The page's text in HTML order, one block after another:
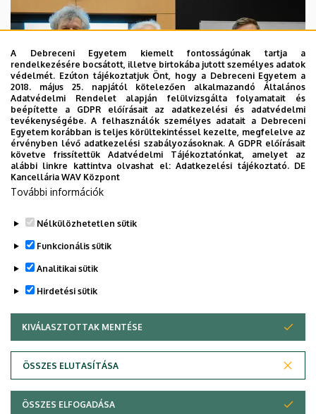
A teljes cikk az alábbi linken érhető
el: https://hirek.unideb.hu/kituntette-kivalosagait-az-
altalanos-orvostudomanyi-kar
Legutóbbi frissítés:
Adatvédelem
A Debreceni Egyetem kiemelt fontosságúnak tartja a
rendelkezésére bocsátott, illetve birtokába jutott személyes adatok
védelmét. Ezúton tájékoztatjuk Önt, hogy a Debreceni Egyetem a
2018. május 25. napjától kötelezően alkalmazandó Általános
Adatvédelmi Rendelet alapján felülvizsgálta folyamatait és
beépítette a GDPR előírásait az adatkezelési és adatvédelmi
tevékenységébe. A felhasználók személyes adatait a Debreceni
Egyetem korábban is teljes körültekintéssel kezelte, megfelelve az
érvényben lévő adatkezelési szabályozásoknak. A GDPR előírásait
követve frissítettük Adatvédelmi Tájékoztatónkat, amelyet az
alábbi linkre kattintva olvashat el:Adatkezelési tájékoztató. DE
Kancellária WAV Központ
További információk
Nélkülözhetetlen sütik
Funkcionális sütik
Analitikai sütik
Hirdetési sütik
KIVÁLASZTOTTAK MENTÉSE
ÖSSZES ELUTASÍTÁSA
WITHDRAW CONSENT
ÖSSZES ELFOGADÁSA